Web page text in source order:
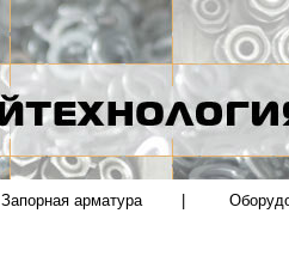
Запорная арматура